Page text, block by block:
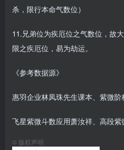
杀，限行本命气数位）
11.兄弟位为疾厄位之气数位，故
限之疾厄位，易为劫运。
《参考数据源》
惠羽企业林凤珠先生课本、紫微阶
飞星紫微斗数应用萧汝祥、高段紫
© 版权声明